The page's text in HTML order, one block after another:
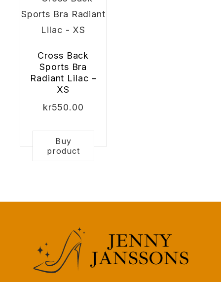
Cross Back
Sports Bra
Radiant Lilac –
XS
kr550.00
Buy
product